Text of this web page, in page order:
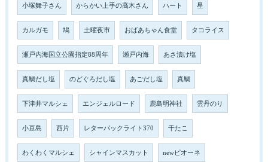
小塚舞子さん からかい上手の高木さん ハート 星
カルガモ 鳩 土曜夜市 おばあちゃん食堂 タコライス
瀬戸内海国立公園指定88周年 瀬戸内海 あさ漬け塩
真鯛だし塩 のどぐろだし塩 あごだし塩 真鯛
下津井マルシェ エンジェルロード 鹿島明神社 雲丹のり
小豆島 西片 レターパックライト370 干たこ
わくわくマルシェ シャインマスカット newピオーネ